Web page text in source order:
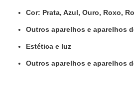
Cor: Prata, Azul, Ouro, Roxo,
Outros aparelhos e aparelhos
Estética e luz
Outros aparelhos e aparelhos